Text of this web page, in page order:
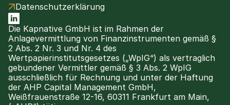
Datenschutzerklärung
Die Kapnative GmbH ist im Rahmen der
Anlagevermittlung von Finanzinstrumenten gemäß §
2 Abs. 2 Nr. 3 und Nr. 4 des
Wertpapierinstitutsgesetzes („WpIG“) als vertraglich
gebundener Vermittler gemäß § 3 Abs. 2 WpIG
ausschließlich für Rechnung und unter der Haftung
der AHP Capital Management GmbH,
Weißfrauenstraße 12-16, 60311 Frankfurt am Main,